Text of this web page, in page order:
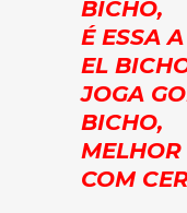
BICHO,
É ESSA
EL
JOGA
BICHO,
COM